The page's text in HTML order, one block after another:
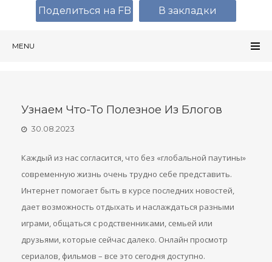
MENU
Узнаем Что-То Полезное Из Блогов
30.08.2023
Каждый из нас согласится, что без «глобальной паутины»
современную жизнь очень трудно себе представить.
Интернет помогает быть в курсе последних новостей,
дает возможность отдыхать и наслаждаться разными
играми, общаться с родственниками, семьей или
друзьями, которые сейчас далеко. Онлайн просмотр
сериалов, фильмов – все это сегодня доступно.
Поделиться на FB В закладки